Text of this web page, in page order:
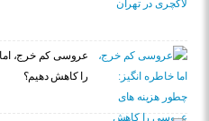
عروسی کم خرج،
را کاهش دهیم؟